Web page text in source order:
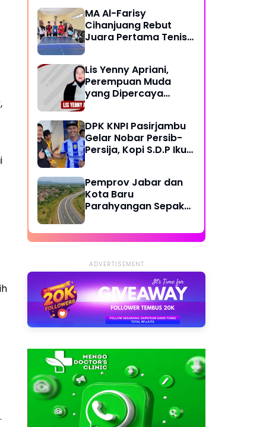
MA Al-Farisy
Cihanjuang Rebut
Juara Pertama Tenis
Lis Yenny Apriani,
Perempuan Muda
yang Dipercaya
DPK KNPI Pasirjambu
Gelar Nobar Persib-
Persija, Kopi S.D.P Ikut
Pemprov Jabar dan
Kota Baru
Parahyangan Sepakat
Cipatat-Access KCJB
Padalarang
ADVERTISEMENT